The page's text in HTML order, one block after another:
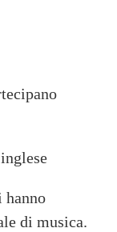
hanno
di musica.